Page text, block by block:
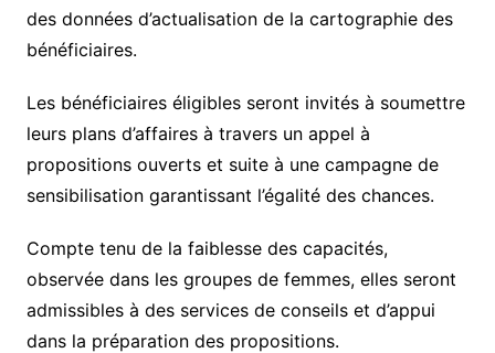
des données d’actualisation de la cartographie des
bénéficiaires.
Les bénéficiaires éligibles seront invités à soumettre
leurs plans d’affaires à travers un appel à
propositions ouverts et suite à une campagne de
sensibilisation garantissant l’égalité des chances.
Compte tenu de la faiblesse des capacités,
observée dans les groupes de femmes, elles seront
admissibles à des services de conseils et d’appui
dans la préparation des propositions.